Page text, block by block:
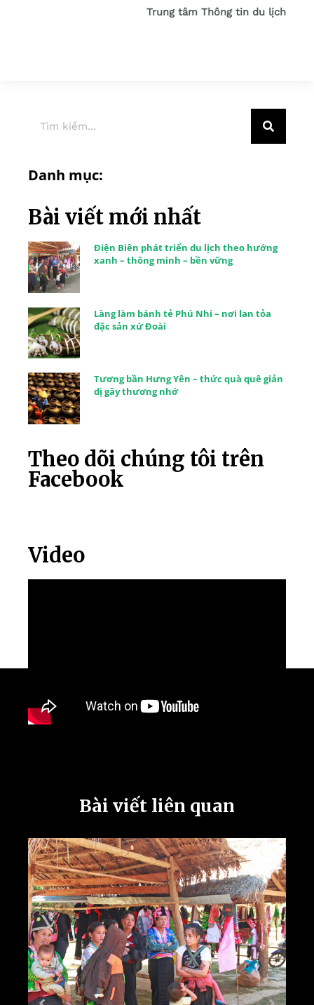
Trung tâm Thông tin du lịch
Danh mục:
Bài viết mới nhất
Điện Biên phát triển du lịch theo hướng
xanh – thông minh – bền vững
Làng làm bánh tẻ Phú Nhi – nơi lan tỏa
đặc sản xứ Đoài
Tương bần Hưng Yên – thức quà quê giản
dị gây thương nhớ
Theo dõi chúng tôi trên
Facebook
Video
Bài viết liên quan